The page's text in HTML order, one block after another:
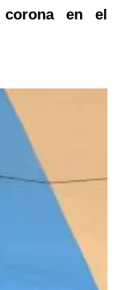
corona en el